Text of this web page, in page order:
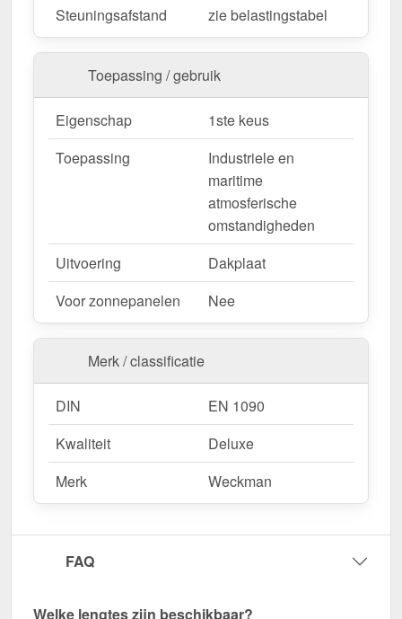
nu en profiteer van een snelle levering!
Wegens maatwerk / customisatie van herroepingsrecht uitgezonderd
Steuningsafstand
zie belastingstabel
Toepassing / gebruik
Eigenschap
1ste keus
Toepassing
Industriele en
maritime
atmosferische
omstandigheden
Uitvoering
Dakplaat
Voor zonnepanelen
Nee
Merk / classificatie
DIN
EN 1090
Kwaliteit
Deluxe
Merk
Weckman
FAQ
Welke lengtes zijn beschikbaar?